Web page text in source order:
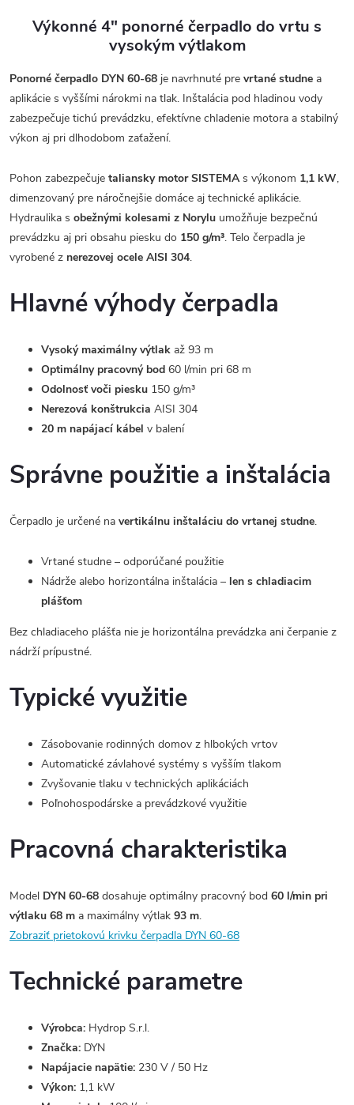
Výkonné 4" ponorné čerpadlo do vrtu s
vysokým výtlakom
Ponorné čerpadlo DYN 60-68 je navrhnuté pre vrtané studne a
aplikácie s vyššími nárokmi na tlak. Inštalácia pod hladinou vody
zabezpečuje tichú prevádzku, efektívne chladenie motora a stabilný
výkon aj pri dlhodobom zaťažení.
Pohon zabezpečuje taliansky motor SISTEMAs výkonom 1,1 kW,
dimenzovaný pre náročnejšie domáce aj technické aplikácie.
Hydraulika s obežnými kolesami z Norylu umožňuje bezpečnú
prevádzku aj pri obsahu piesku do 150 g/m³. Telo čerpadla je
vyrobené z nerezovej ocele AISI 304.
Hlavné výhody čerpadla
Vysoký maximálny výtlak až 93 m
Optimálny pracovný bod 60 l/min pri 68 m
Odolnosť voči piesku 150 g/m³
Nerezová konštrukcia AISI 304
20 m napájací kábel v balení
Správne použitie a inštalácia
Čerpadlo je určené na vertikálnu inštaláciu do vrtanej studne.
Vrtané studne – odporúčané použitie
Nádrže alebo horizontálna inštalácia – len s chladiacim
plášťom
Bez chladiaceho plášťa nie je horizontálna prevádzka ani čerpanie z
nádrží prípustné.
Typické využitie
Zásobovanie rodinných domov z hlbokých vrtov
Automatické závlahové systémy s vyšším tlakom
Zvyšovanie tlaku v technických aplikáciách
Poľnohospodárske a prevádzkové využitie
Pracovná charakteristika
Model DYN 60-68 dosahuje optimálny pracovný bod 60 l/min pri
výtlaku 68 m a maximálny výtlak 93 m.
Zobraziť prietokovú krivku čerpadla DYN 60-68
Technické parametre
Výrobca: Hydrop S.r.l.
Značka: DYN
Napájacie napätie: 230 V / 50 Hz
Výkon: 1,1 kW